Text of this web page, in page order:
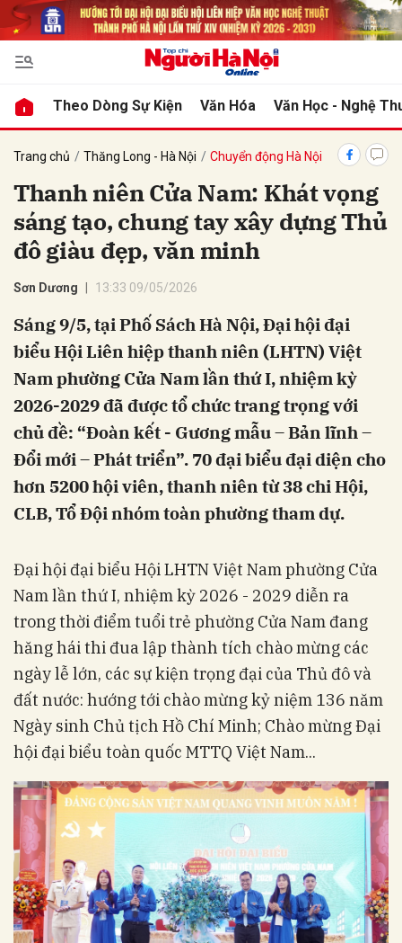
Theo Dòng Sự Kiện Văn Hóa Văn Học - Nghệ
Trang chủ Thăng Long - Hà Nội Chuyển động Hà Nội
Thanh niên Cửa Nam: Khát vọng
sáng tạo, chung tay xây dựng Thủ
đô giàu đẹp, văn minh
Sơn Dương 13:33 09/05/2026
Sáng 9/5, tại Phố Sách Hà Nội, Đại hội đại
biểu Hội Liên hiệp thanh niên (LHTN) Việt
Nam phường Cửa Nam lần thứ I, nhiệm kỳ
2026-2029 đã được tổ chức trang trọng với
chủ đề: “Đoàn kết - Gương mẫu – Bản lĩnh –
Đổi mới – Phát triển”. 70 đại biểu đại diện cho
hơn 5200 hội viên, thanh niên từ 38 chi Hội,
CLB, Tổ Đội nhóm toàn phường tham dự.
Đại hội đại biểu Hội LHTN Việt Nam phường Cửa
Nam lần thứ I, nhiệm kỳ 2026 - 2029 diễn ra
trong thời điểm tuổi trẻ phường Cửa Nam đang
hăng hái thi đua lập thành tích chào mừng các
ngày lễ lớn, các sự kiện trọng đại của Thủ đô và
đất nước: hướng tới chào mừng kỷ niệm 136 năm
Ngày sinh Chủ tịch Hồ Chí Minh; Chào mừng Đại
hội đại biểu toàn quốc MTTQ Việt Nam...
luận